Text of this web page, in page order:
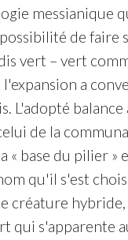
messianique
de faire
vert – vert
a
L'adopté
de la
« base du pilier »
qu'il s'est
créature
qui s'apparente